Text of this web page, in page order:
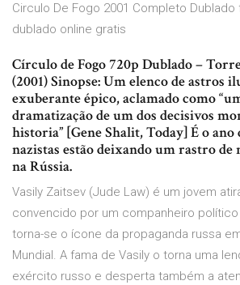
Circulo De Fogo 2001 Completo
dublado online gratis
Círculo de Fogo 720p Dublado –
(2001) Sinopse: Um elenco de astros
exuberante épico, aclamado como
dramatização de um dos decisivos
historia” [Gene Shalit, Today] É o ano
nazistas estão deixando um rastro
na Rússia.
Vasily Zaitsev (Jude Law) é um jovem
convencido por um companheiro
torna-se o ícone da propaganda russa
Mundial. A fama de Vasily o torna uma
exército russo e desperta também a